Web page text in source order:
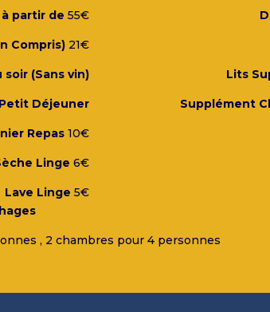
partir de 55€
Compris)21€
soir (Sans vin)
Petit Déjeuner
Repas10€
Linge 6€
Lave Linge 5€
Lits
Supplément
, 2 chambres pour 4 personnes